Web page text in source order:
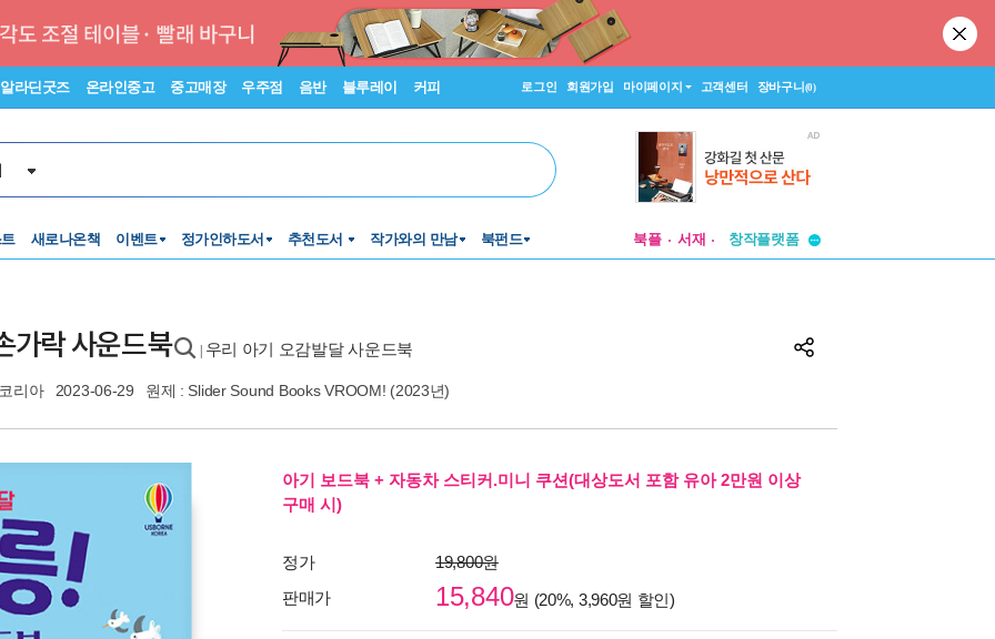
알라딘굿즈 온라인중고 중고매장 우주점 음반 블루레이 커피 로그인 회원가입 마이페이지 고객센터 장바구니(0)
새로나온책 이벤트 정가인하도서 추천도서 작가와의 만남 북펀드 북플 서재
창작플랫폼
가락 사운드북 우리 아기 오감발달 사운드북
리아 2023-06-29 원제 : Slider Sound Books VROOM! (2023년)
아기 보드북 + 자동차 스티커.미니 쿠션(대상도서 포함 유아 2만원 이상
구매 시)
정가
19,800원
판매가
15,840원 (20%, 3,960원 할인)